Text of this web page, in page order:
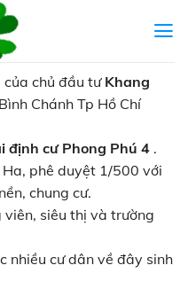
chủ đầu tư Khang
Chánh Tp Hồ Chí
định cư Phong Phú 4 .
phê duyệt 1/500 với
chung cư.
viên, siêu thị và trường
nhiều cư dân về đây sinh